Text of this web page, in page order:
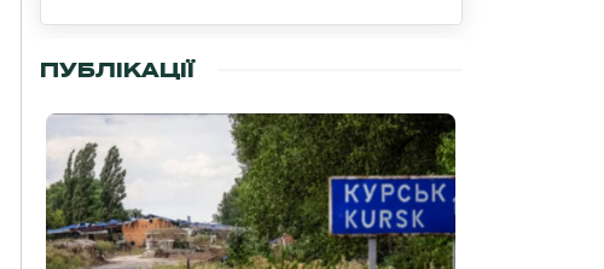
ПУБЛІКАЦІЇ